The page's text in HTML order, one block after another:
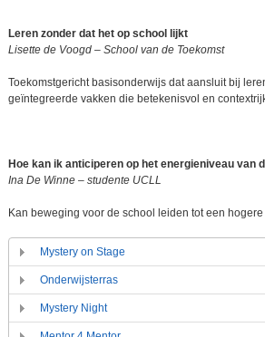
Leren zonder dat het op school lijkt
Lisette de Voogd – School van de Toekomst
Toekomstgericht basisonderwijs dat aansluit bij
geïntegreerde vakken die betekenisvol en
Hoe kan ik anticiperen op het energieniveau van
Ina De Winne – studente UCLL
Kan beweging voor de school leiden tot een
Mystery on Stage
Onderwijsterras
Mystery Night